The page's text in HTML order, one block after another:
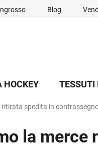
Blog
HOCKEY TESSUTI
spedita in
la merce